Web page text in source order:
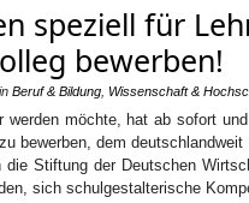
speziell für
bewerben!
Beruf & Bildung Wissenschaft &
werden möchte, hat ab sofort
bewerben, dem
die Stiftung der Deutschen
sich schulgestalterische